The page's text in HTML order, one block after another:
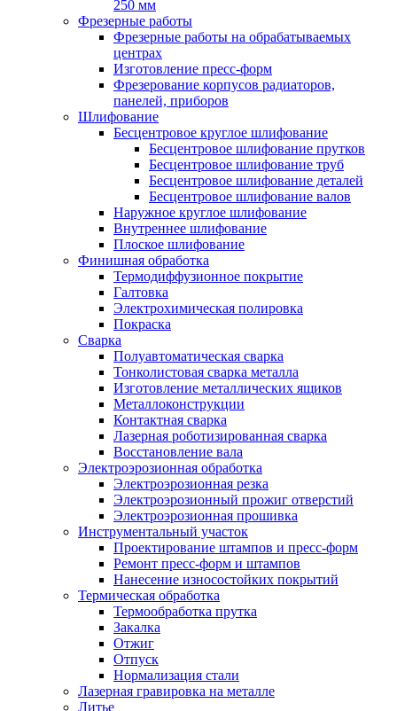
250 мм
Фрезерные работы
Фрезерные работы на обрабатываемых
центрах
Изготовление пресс-форм
Фрезерование корпусов радиаторов,
панелей, приборов
Шлифование
Бесцентровое круглое шлифование
Бесцентровое шлифование прутков
Бесцентровое шлифование труб
Бесцентровое шлифование деталей
Бесцентровое шлифование валов
Наружное круглое шлифование
Внутреннее шлифование
Плоское шлифование
Финишная обработка
Термодиффузионное покрытие
Галтовка
Электрохимическая полировка
Покраска
Сварка
Полуавтоматическая сварка
Тонколистовая сварка металла
Изготовление металлических ящиков
Металлоконструкции
Контактная сварка
Лазерная роботизированная сварка
Восстановление вала
Электроэрозионная обработка
Электроэрозионная резка
Электроэрозионный прожиг отверстий
Электроэрозионная прошивка
Инструментальный участок
Проектирование штампов и пресс-форм
Ремонт пресс-форм и штампов
Нанесение износостойких покрытий
Термическая обработка
Термообработка прутка
Закалка
Отжиг
Отпуск
Нормализация стали
Лазерная гравировка на металле
Литье